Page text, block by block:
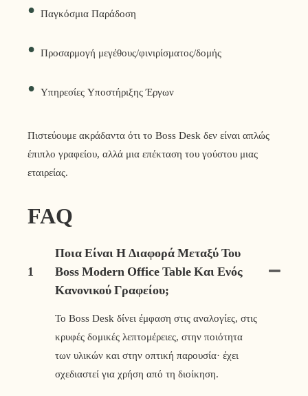
• Παγκόσμια Παράδοση
• Προσαρμογή μεγέθους/φινιρίσματος/δομής
• Υπηρεσίες Υποστήριξης Έργων
Πιστεύουμε ακράδαντα ότι το Boss Desk δεν είναι απλώς
έπιπλο γραφείου, αλλά μια επέκταση του γούστου μιας
εταιρείας.
FAQ
1
Ποια Είναι Η Διαφορά Μεταξύ Του
Boss Modern Office Table Και Ενός
Κανονικού Γραφείου;
Το Boss Desk δίνει έμφαση στις αναλογίες, στις
κρυφές δομικές λεπτομέρειες, στην ποιότητα
των υλικών και στην οπτική παρουσία· έχει
σχεδιαστεί για χρήση από τη διοίκηση.